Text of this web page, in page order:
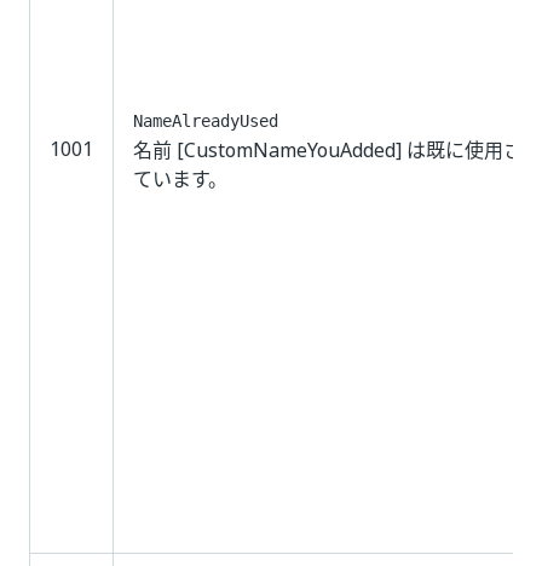
1001
NameAlreadyUsed
名前 [CustomNameYouAdded] は既に使用され
ています。